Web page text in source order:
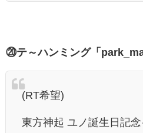
⑳テ～ハンミング「
(RT希望)
東方神起 ユノ誕生日記